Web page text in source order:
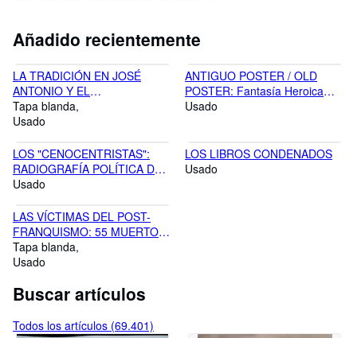
Añadido recientemente
LA TRADICIÓN EN JOSÉ
ANTONIO Y EL
SINDICALISMO EN MELLA
Tapa blanda
Usado
ANTIGUO POSTER / OLD
POSTER: Fantasía Heroica
(Sword & Sorcery) ESTEBAN
Usado
LOS "CENOCENTRISTAS":
RADIOGRAFÍA POLÍTICA DE
UNAS CENAS - S. MAZO / J.
Usado
LOS LIBROS CONDENADOS
Usado
LAS VÍCTIMAS DEL POST-
FRANQUISMO: 55 MUERTOS,
BALANCE TRÁGICO DE UN
AÑO DE TERROR - EQUIPO
Tapa blanda
Usado
Buscar artículos
Todos los artículos (69.401)